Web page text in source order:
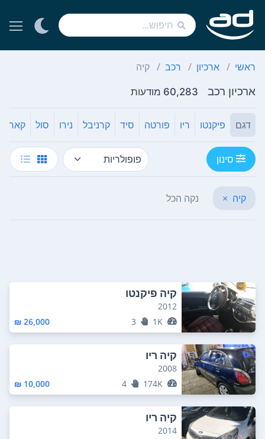
ראשי ארכיון רכב קיה
ארכיון רכב 60,283 מודעות
דגם פיקנטו ריו פורטה סיד קרניבל נירו סול
סינון
קיה × נקה הכל
קיה פיקנטו
2012
1K
3
26,000 ₪
קיה ריו
2008
174K
4
10,000 ₪
קיה ריו
2014